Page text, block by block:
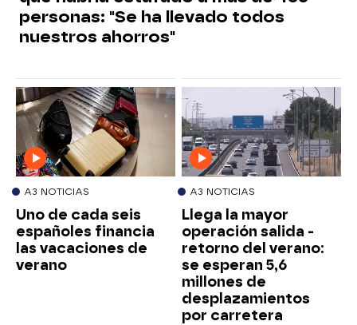
personas: "Se ha llevado todos
nuestros ahorros"
A3 NOTICIAS
Uno de cada seis
españoles financia
las vacaciones de
verano
A3 NOTICIAS
Llega la mayor
operación salida -
retorno del verano:
se esperan 5,6
millones de
desplazamientos
por carretera